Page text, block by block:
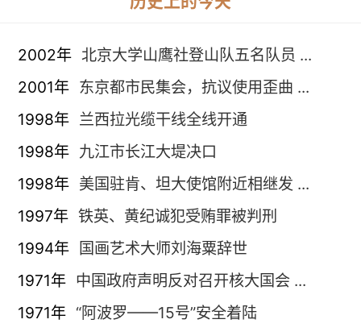
2002年 北京大学山鹰社登山队五名队员 ...
2001年 东京都市民集会，抗议使用歪曲 ...
1998年 兰西拉光缆干线全线开通
1998年 九江市长江大堤决口
1998年 美国驻肯、坦大使馆附近相继发 ...
1997年 铁英、黄纪诚犯受贿罪被判刑
1994年
国画艺术大师刘海粟辞世
1971年 中国政府声明反对召开核大国会 ...
1971年 “阿波罗——15号”安全着陆